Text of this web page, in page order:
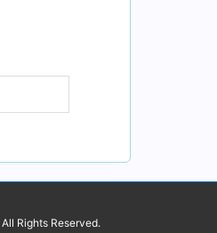
All Rights Reserved.